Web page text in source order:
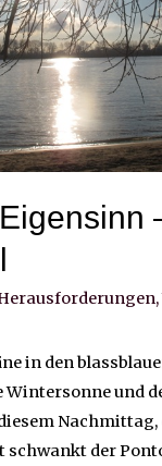
,
in den
Wintersonne und
Nachmittag,
schwankt der